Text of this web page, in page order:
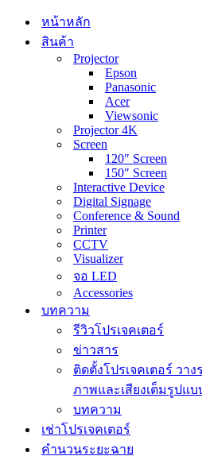
หน้าหลัก
สินค้า
Projector
Epson
Panasonic
Acer
Viewsonic
Projector 4K
Screen
120″ Screen
150″ Screen
Interactive Device
Digital Signage
Conference & Sound
Printer
CCTV
Visualizer
จอ LED
Accessories
บทความ
รีวิวโปรเจคเตอร์
ข่าวสาร
ติดตั้งโปรเจคเตอร์ วาง
ภาพและเสียงเต็มรูปแบ
บทความ
เช่าโปรเจคเตอร์
คำนวนระยะฉาย